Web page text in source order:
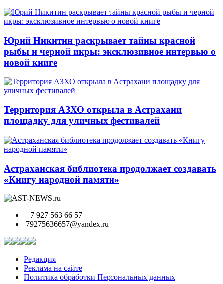
Юрий Никитин раскрывает тайны красной
рыбы и черной икры: эксклюзивное интервью о
новой книге
Территория АЗХО открыла в Астрахани
площадку для уличных фестивалей
Астраханская библиотека продолжает создавать
«Книгу народной памяти»
+7 927 563 66 57
79275636657@yandex.ru
Редакция
Реклама на сайте
Политика обработки Персональных данных